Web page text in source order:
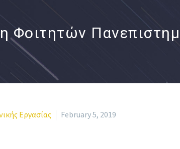
Φοιτητών
Εργασίας February 5, 2019